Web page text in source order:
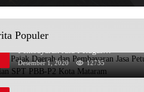
Populer
Sosialisasi Pajak Daerah dan
Penyampaian SPT PBB-P2 Kota
Mataram
Desember 1, 2020 12735